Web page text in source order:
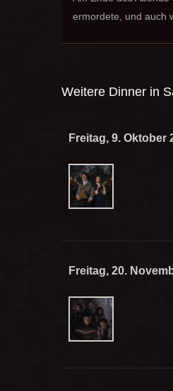
ermordete, und auch
Weitere Dinner in
Freitag, 9. Oktober
Freitag, 20.